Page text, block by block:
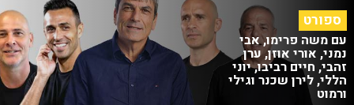
ספורט
עם משה פרימו, אבי
נמני, אורי אוזן, ערן
זהבי, חיים רביבו, יוני
הללי, לירן שכנר וגילי
ורמוט